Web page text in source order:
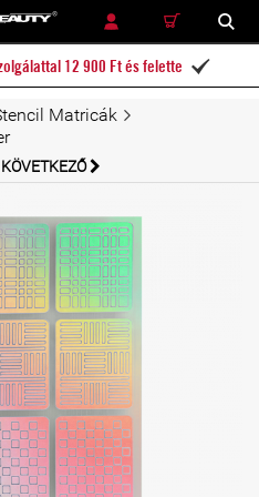
RÉSZLETES KERESÉS KERESÉS
12 900 Ft és felette 
Matricák
KÖVETKEZŐ